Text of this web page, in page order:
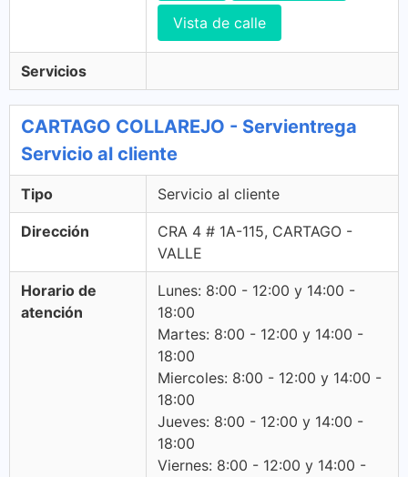
Vista de calle
Servicios
CARTAGO COLLAREJO - Servientrega
Servicio al cliente
Tipo Servicio al cliente
Dirección
CRA 4 # 1A-115, CARTAGO -
VALLE
Horario de
atención
Lunes: 8:00 - 12:00 y 14:00 -
18:00
Martes: 8:00 - 12:00 y 14:00 -
18:00
Miercoles: 8:00 - 12:00 y 14:00 -
18:00
Jueves: 8:00 - 12:00 y 14:00 -
18:00
Viernes: 8:00 - 12:00 y 14:00 -